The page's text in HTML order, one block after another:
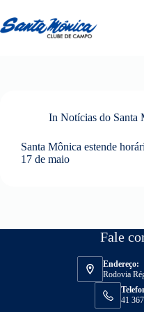
In Notícias do Santa
Santa Mônica estende
17 de maio
Fale
Endereço:
Rodovia
41